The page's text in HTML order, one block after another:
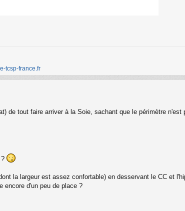
tcsp-france.fr
de tout faire arriver à la Soie, sachant que le périmètre
la largeur est assez confortable) en desservant le CC et
encore d'un peu de place ?